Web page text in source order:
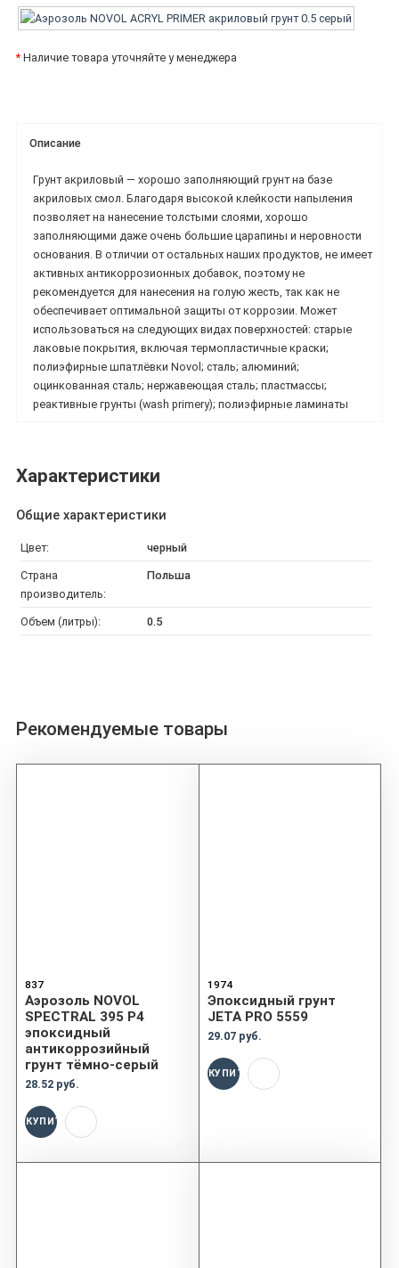
* Наличие товара уточняйте у менеджера
Описание
Грунт акриловый — хорошо заполняющий грунт на базе
акриловых смол. Благодаря высокой клейкости напыления
позволяет на нанесение толстыми слоями, хорошо
заполняющими даже очень большие царапины и неровности
основания. В отличии от остальных наших продуктов, не имеет
активных антикоррозионных добавок, поэтому не
рекомендуется для нанесения на голую жесть, так как не
обеспечивает оптимальной защиты от коррозии. Может
использоваться на следующих видах поверхностей: старые
лаковые покрытия, включая термопластичные краски;
полиэфирные шпатлёвки Novol; сталь; алюминий;
оцинкованная сталь; нержавеющая сталь; пластмассы;
реактивные грунты (wash primery); полиэфирные ламинаты
Характеристики
Общие характеристики
Цвет: черный
Страна
производитель:
Польша
Объем (литры): 0.5
Рекомендуемые товары
837
Аэрозоль NOVOL
SPECTRAL 395 P4
эпоксидный
антикоррозийный
грунт тёмно-серый
28.52 руб.
КУПИТЬ
1974
Эпоксидный грунт
JETA PRO 5559
29.07 руб.
КУПИТЬ